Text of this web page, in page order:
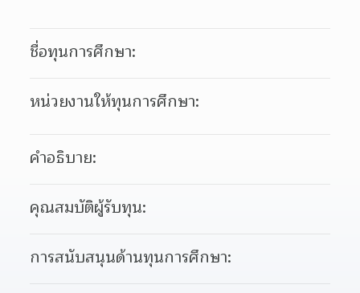
ชื่อทุนการศึกษา:
หน่วยงานให้ทุนการศึกษา:
คำอธิบาย:
คุณสมบัติผู้รับทุน:
การสนับสนุนด้านทุนการศึกษา: